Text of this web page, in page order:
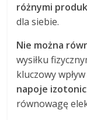
różnymi
dla siebie.
Nie można
wysiłku
kluczowy
napoje
równowagę